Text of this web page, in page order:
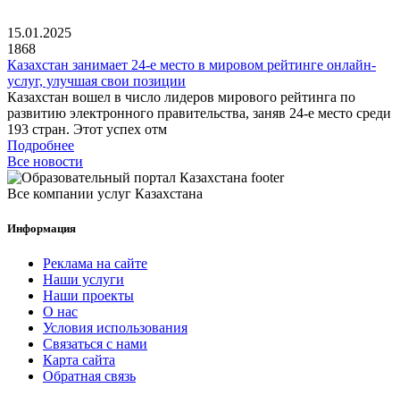
15.01.2025
1868
Казахстан занимает 24-е место в мировом рейтинге онлайн-
услуг, улучшая свои позиции
Казахстан вошел в число лидеров мирового рейтинга по
развитию электронного правительства, заняв 24-е место среди
193 стран. Этот успех отм
Подробнее
Все новости
Все компании услуг Казахстана
Информация
Реклама на сайте
Наши услуги
Наши проекты
О нас
Условия использования
Связаться с нами
Карта сайта
Обратная связь